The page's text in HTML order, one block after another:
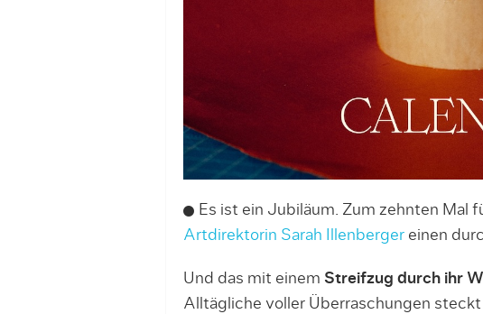
Es ist ein Jubiläum. Zum zehnten Mal
Artdirektorin Sarah Illenbergereinen
Und das mit einem Streifzug durch ihr
Alltägliche voller Überraschungen